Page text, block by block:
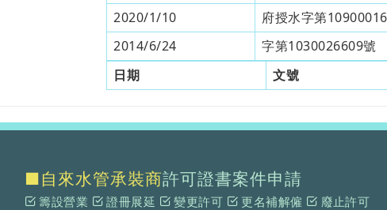
2020/1/10
府授水字第
2014/6/24
字第1030026609號
日期
文號
■自來水管承裝商許可證書案件申請
籌設營業 證冊展延 變更許可 更名補解僱 廢止許可